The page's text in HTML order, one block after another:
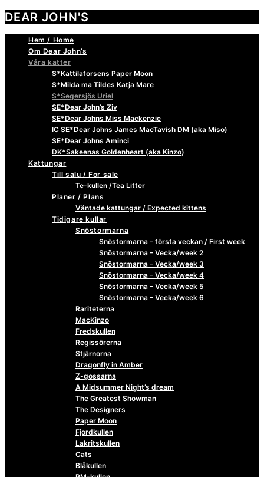
DEAR JOHN'S
Hem / Home
Om Dear John’s
Våra katter
S*Kattilaforsens Paper Moon
S*Milda ma Tildes Katja Mare
S*Segersjös Uriel
SE*Dear John’s Ziv
SE*Dear Johns Miss Mackenzie
IC SE*Dear Johns James MacTavish DM (aka Miso)
SE*Dear Johns Aminci
DK*Sakeenas Goldenheart (aka Kinzo)
Kattungar
Till salu / For sale
Te-kullen /Tea Litter
Planer / Plans
Väntade kattungar / Expected kittens
Tidigare kullar
Snöstormarna
Snöstormarna – första veckan / First week
Snöstormarna – Vecka/week 2
Snöstormarna – Vecka/week 3
Snöstormarna – Vecka/week 4
Snöstormarna – Vecka/week 5
Snöstormarna – Vecka/week 6
Rariteterna
MacKinzo
Fredskullen
Regissörerna
Stjärnorna
Dragonfly in Amber
Z-gossarna
A Midsummer Night’s dream
The Greatest Showman
The Designers
Paper Moon
Fjordkullen
Lakritskullen
Cats
Blåkullen